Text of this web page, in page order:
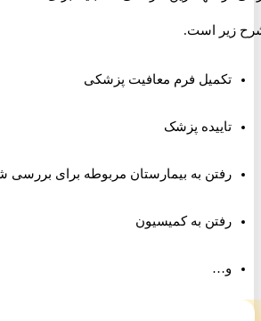
است.
تکمیل فرم معافیت پزشکی
تاییده پزشک
رفتن به بیمارستان مربوطه برای بررسی شدت
رفتن به کمیسیون
و…